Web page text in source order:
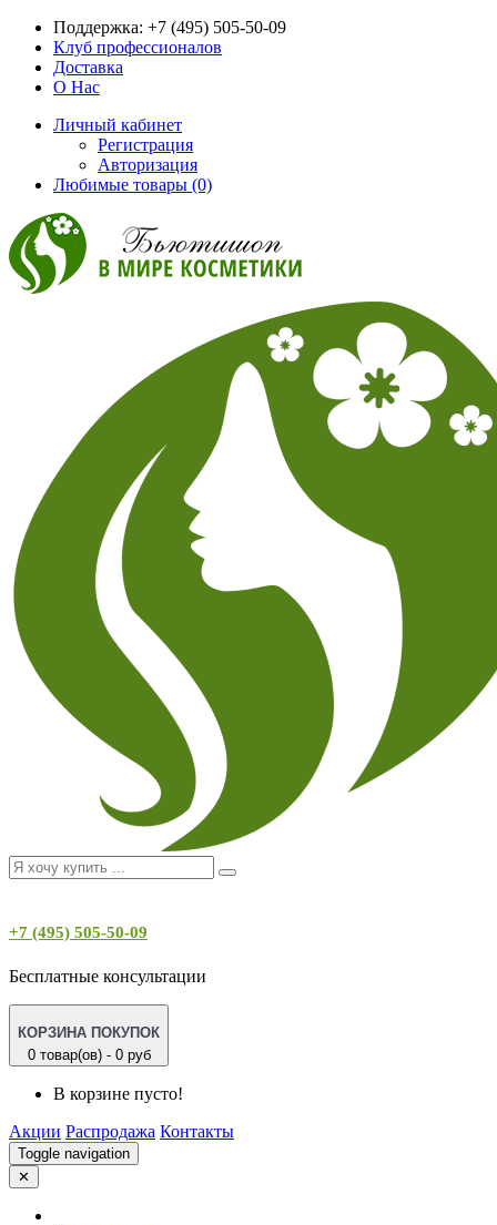
Поддержка: +7 (495) 505-50-09
Клуб профессионалов
Доставка
О Нас
Личный кабинет
Регистрация
Авторизация
Любимые товары (0)
+7 (495) 505-50-09
Бесплатные консультации
КОРЗИНА ПОКУПОК
0 товар(ов) - 0 руб
В корзине пусто!
Акции Распродажа Контакты
Toggle navigation
✕